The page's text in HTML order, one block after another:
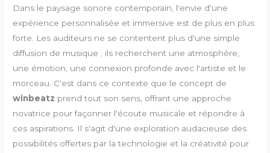
Dans le paysage sonore contemporain, l'envie d'une
expérience personnalisée et immersive est de plus en plus
forte. Les auditeurs ne se contentent plus d'une simple
diffusion de musique ; ils recherchent une atmosphère,
une émotion, une connexion profonde avec l'artiste et le
morceau. C'est dans ce contexte que le concept de
winbeatz prend tout son sens, offrant une approche
novatrice pour façonner l'écoute musicale et répondre à
ces aspirations. Il s'agit d'une exploration audacieuse des
possibilités offertes par la technologie et la créativité pour